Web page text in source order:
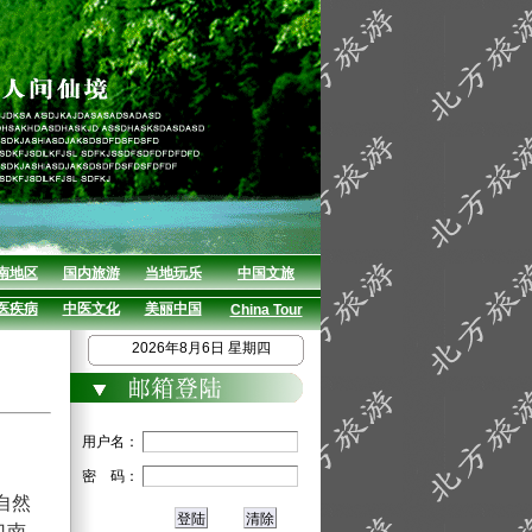
地区 国内旅游 当地玩乐 中国文旅
疾病 中医文化 美丽中国 China Tour
然
2026年8月6日 星期四
用户名：
密 码：